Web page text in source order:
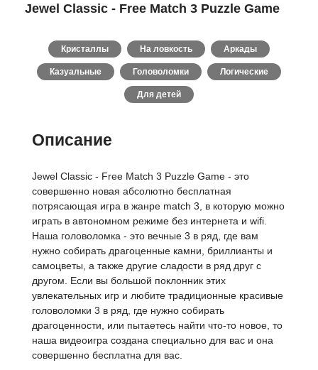
Jewel Classic - Free Match 3 Puzzle Game
Кристаллы На ловкость Аркады
Казуальные Головоломки Логические
Для детей
Описание
Jewel Classic - Free Match 3 Puzzle Game - это
совершенно новая абсолютно бесплатная
потрясающая игра в жанре match 3, в которую можно
играть в автономном режиме без интернета и wifi.
Наша головоломка - это вечные 3 в ряд, где вам
нужно собирать драгоценные камни, бриллианты и
самоцветы, а также другие сладости в ряд друг с
другом. Если вы большой поклонник этих
увлекательных игр и любите традиционные красивые
головоломки 3 в ряд, где нужно собирать
драгоценности, или пытаетесь найти что-то новое, то
наша видеоигра создана специально для вас и она
совершенно бесплатна для вас.